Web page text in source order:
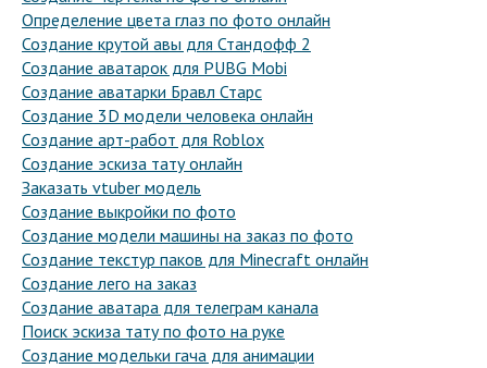
Определение цвета глаз по фото онлайн
Создание крутой авы для Стандофф 2
Создание аватарок для PUBG Mobi
Создание аватарки Бравл Старс
Создание 3D модели человека онлайн
Создание арт-работ для Roblox
Создание эскиза тату онлайн
Заказать vtuber модель
Создание выкройки по фото
Создание модели машины на заказ по фото
Создание текстур паков для Minecraft онлайн
Создание лего на заказ
Создание аватара для телеграм канала
Поиск эскиза тату по фото на руке
Создание модельки гача для анимации